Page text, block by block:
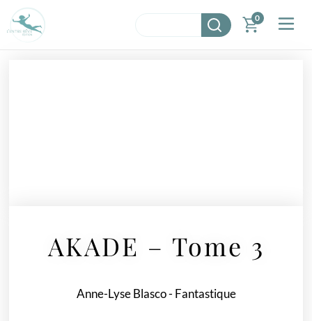
0
AKADE – Tome 3
Anne-Lyse Blasco- Fantastique